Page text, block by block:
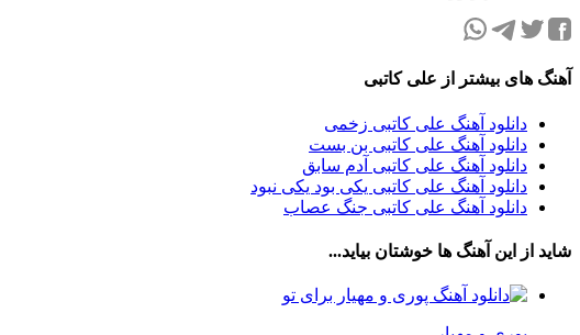
آهنگ های بیشتر از علی کاتبی
دانلود آهنگ علی کاتبی زخمی
دانلود آهنگ علی کاتبی بن بست
دانلود آهنگ علی کاتبی آدم سابق
دانلود آهنگ علی کاتبی یکی بود یکی نبود
دانلود آهنگ علی کاتبی جنگ عصاب
شاید از این آهنگ ها خوشتان بیاید...